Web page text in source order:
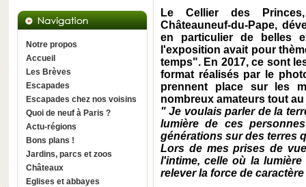
Notre propos
Accueil
Les Brèves
Escapades
Escapades chez nos voisins
Quoi de neuf à Paris ?
Actu-régions
Bons plans !
Jardins, parcs et zoos
Châteaux
Eglises et abbayes
Le Cellier des
Châteauneuf-du-Pape,
en particulier de belles
l'exposition avait pour
temps". En 2017, ce sont
format réalisés par le
prennent place sur les
nombreux amateurs tout
" Je voulais parler de la
lumière de ces
générations sur des terres
Lors de mes prises de
l'intime, celle où la
relever la force de